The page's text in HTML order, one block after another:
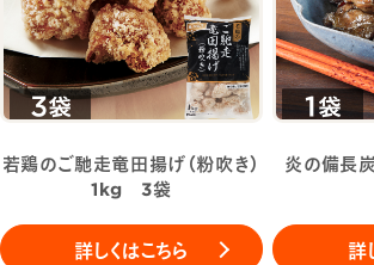
若鶏のご馳走竜田揚げ（粉吹き）
1kg 3袋
詳しくはこちら
炎の備
詳